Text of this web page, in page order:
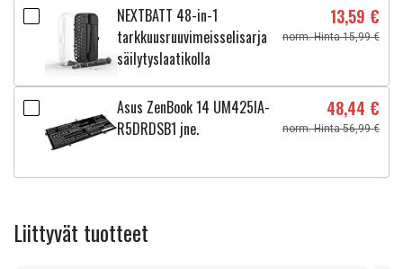
NEXTBATT 48-in-1
tarkkuusruuvimeisselisarja
säilytyslaatikolla
13,59 €
norm. Hinta 15,99 €
Asus ZenBook 14 UM425IA-
R5DRDSB1 jne.
48,44 €
norm. Hinta 56,99 €
Liittyvät tuotteet